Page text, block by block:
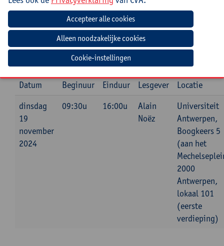
Begeleiding
Alain Noëz, Regiocoördinator (Mechelen/Brussel),
Pedagogische begeleiding, Katholiek Onderwijs
Datum
Beginuur Einduur Lesgever
Locatie
dinsdag
19
november
2024
09:30u 16:00u
Alain
Noëz
Universiteit
Antwerpen,
Boogkeers 5
(aan het
2000
Antwerpen,
lokaal 101
(eerste
verdieping)
Cookie-instellingen